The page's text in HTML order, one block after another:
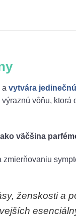
a vytvára
vôňu, ktorá
väčšina
zmierňovaniu
ženskosti a